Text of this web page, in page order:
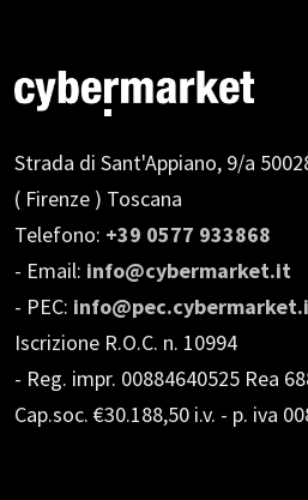
Strada di Sant'Appiano, 9/a
( Firenze ) Toscana
Telefono: +39 0577 933868
- Email: info@cybermarket.it
- PEC:
Iscrizione R.O.C. n. 10994
- Reg. impr. 00884640525 Rea
Cap.soc. €30.188,50 i.v. - p. iva